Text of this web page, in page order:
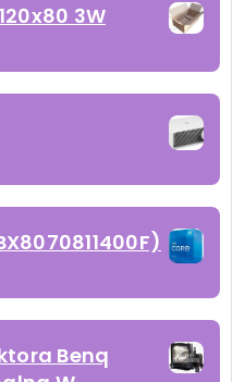
3W
Benq